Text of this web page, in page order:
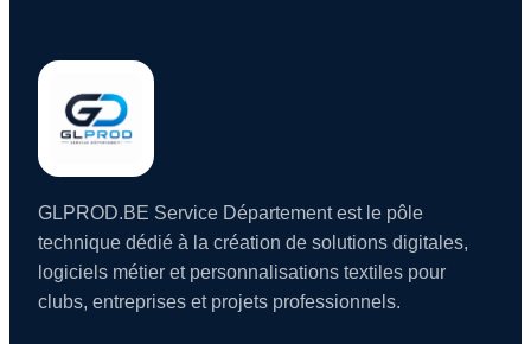
GLPROD.BE Service Département est le pôle
technique dédié à la création de solutions digitales,
logiciels métier et personnalisations textiles pour
clubs, entreprises et projets professionnels.